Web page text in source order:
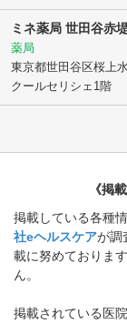
ミネ薬局 世田谷赤
薬局
東京都世田谷区桜上
クールセリシェ1階
《掲
掲載している各種
社eヘルスケアが調
載に努めておりま
ん。
掲載されている医